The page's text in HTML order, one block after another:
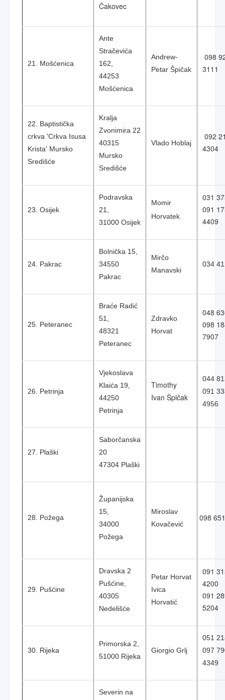
Čakovec
21. Mošćenica
Ante
Stračevića
162,
44253
Mošćenica
Andrew-
Petar Špičak
098
3111
22. Baptistička
crkva 'Crkva Isusa
Krista' Mursko
Središće
Kralja
Zvonimira 22
40315
Mursko
Središće
Vlado Hoblaj
092
4304
23. Osijek
Podravska
21,
31000 Osijek
Momir
Horvatek
031
091
4409
24. Pakrac
Bolnička 15,
34550
Pakrac
Mirčo
Manavski
034
25. Peteranec
Braće Radić
51,
48321
Peteranec
Zdravko
Horvat
048
098
7907
26. Petrinja
Vjekoslava
Klaića 19,
44250
Petrinja
Timothy
Ivan Špičak
044
091
4956
27. Plaški
Saborčanska
20
47304 Plaški
28. Požega
Županijska
15,
34000
Požega
Miroslav
Kovačević
098
29. Pušćine
Dravska 2
Pušćine,
40305
Nedelišće
Petar Horvat
Ivica
Horvatić
091
4200
091
5204
30. Rijeka
Primorska 2,
51000 Rijeka
Giorgio Grlj
051
097
4349
Severin na